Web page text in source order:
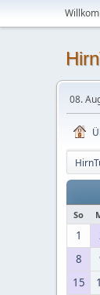
08.
So
1
8
15